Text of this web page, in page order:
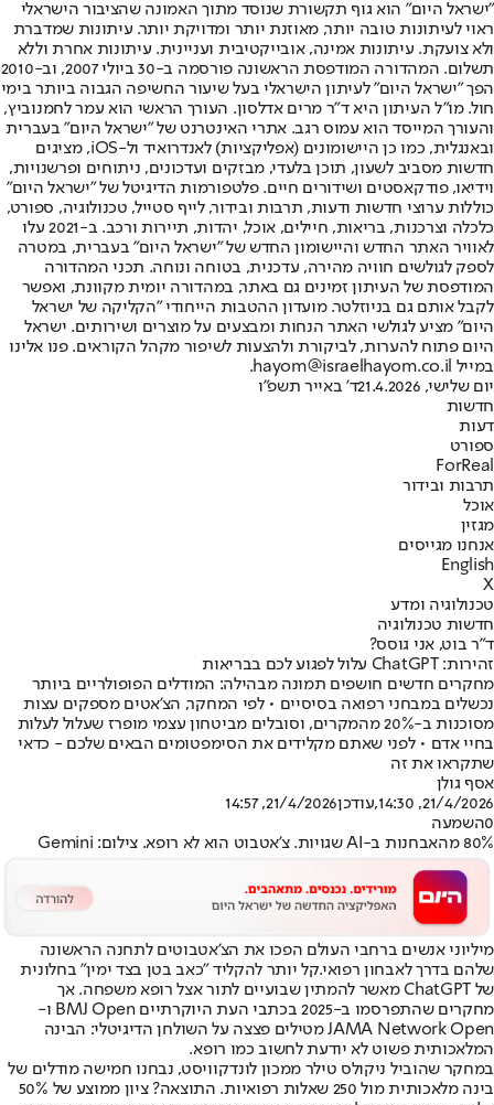
"ישראל היום" הוא גוף תקשורת שנוסד מתוך האמונה שהציבור הישראלי
ראוי לעיתונות טובה יותר, מאוזנת יותר ומדויקת יותר. עיתונות שמדברת
ולא צועקת. עיתונות אמינה, אובייקטיבית ועניינית. עיתונות אחרת וללא
תשלום. המהדורה המודפסת הראשונה פורסמה ב-30 ביולי 2007, וב-2010
הפך "ישראל היום" לעיתון הישראלי בעל שיעור החשיפה הגבוה ביותר בימי
חול. מו"ל העיתון היא ד"ר מרים אדלסון. העורך הראשי הוא עמר לחמנוביץ,
והעורך המייסד הוא עמוס רגב. אתרי האינטרנט של "ישראל היום" בעברית
ובאנגלית, כמו כן היישומונים (אפליקציות) לאנדרואיד ול-iOS, מציגים
חדשות מסביב לשעון, תוכן בלעדי, מבזקים ועדכונים, ניתוחים ופרשנויות,
וידיאו, פודקאסטים ושידורים חיים. פלטפורמות הדיגיטל של "ישראל היום"
כוללות ערוצי חדשות ודעות, תרבות ובידור, לייף סטייל, טכנולוגיה, ספורט,
כלכלה וצרכנות, בריאות, חיילים, אוכל, יהדות, תיירות ורכב. ב-2021 עלו
לאוויר האתר החדש והיישומון החדש של "ישראל היום" בעברית, במטרה
לספק לגולשים חוויה מהירה, עדכנית, בטוחה ונוחה. תכני המהדורה
המודפסת של העיתון זמינים גם באתר, במהדורה יומית מקוונת, ואפשר
לקבל אותם גם בניוזלטר. מועדון ההטבות הייחודי "הקליקה של ישראל
היום" מציע לגולשי האתר הנחות ומבצעים על מוצרים ושירותים. ישראל
היום פתוח להערות, לביקורת ולהצעות לשיפור מקהל הקוראים. פנו אלינו
במייל hayom@israelhayom.co.il.
יום שלישי, 21.4.2026
ד' באייר תשפ"ו
חדשות
דעות
ספורט
ForReal
תרבות ובידור
אוכל
מגזין
אנחנו מגייסים
English
X
טכנולוגיה ומדע
חדשות טכנולוגיה
ד"ר בוט, אני גוסס?
זהירות: ChatGPT עלול לפגוע לכם בבריאות
מחקרים חדשים חושפים תמונה מבהילה: המודלים הפופולריים ביותר
נכשלים במבחני רפואה בסיסיים • לפי המחקר, הצ'אטים מספקים עצות
מסוכנות ב-20% מהמקרים, וסובלים מביטחון עצמי מופרז שעלול לעלות
בחיי אדם • לפני שאתם מקלידים את הסימפטומים הבאים שלכם - כדאי
שתקראו את זה
אסף גולן
21/4/2026, 14:30
,עודכן21/4/2026, 14:57
0השמעה
80% מהאבחנות ב-AI שגויות. צ'אטבוט הוא לא רופא. צילום: Gemini
מיליוני אנשים ברחבי העולם הפכו את הצ'אטבוטים לתחנה הראשונה
שלהם בדרך לאבחון רפואי.קל יותר להקליד "כאב בטן בצד ימין" בחלונית
של ChatGPT מאשר להמתין שבועיים לתור אצל רופא משפחה. אך
מחקרים שהתפרסמו ב-2025 בכתבי העת היוקרתיים BMJ Open ו-
JAMA Network Open מטילים פצצה על השולחן הדיגיטלי: הבינה
המלאכותית פשוט לא יודעת לחשוב כמו רופא.
במחקר שהוביל ניקולס טילר ממכון לונדקוויסט, נבחנו חמישה מודלים של
בינה מלאכותית מול 250 שאלות רפואיות. התוצאה? ציון ממוצע של 50%